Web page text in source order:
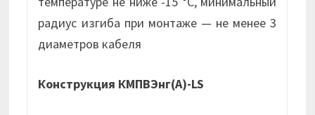
радиус изгиба при монтаже — не менее 3
диаметров кабеля
Конструкция КМПВЭнг(А)-LS